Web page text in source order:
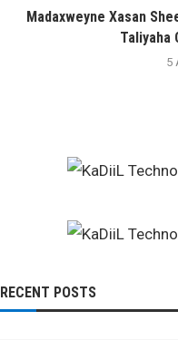
Madaxweyne Xasan
Taliyaha
5
RECENT POSTS